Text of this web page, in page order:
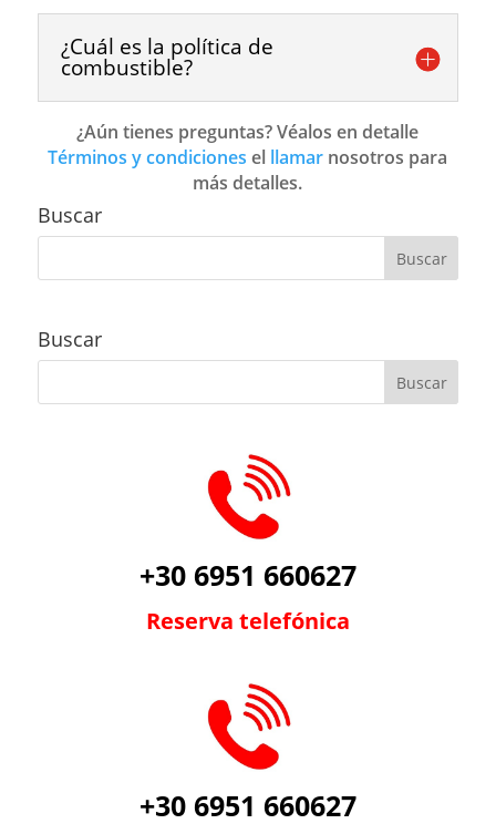
Buscar
Buscar
+30 6951 660627
Reserva telefónica
+30 6951 660627
¿Cuál es la política de
combustible?
¿Aún tienes preguntas? Véalos en detalle
Términos y condiciones el llamar nosotros para
más detalles.